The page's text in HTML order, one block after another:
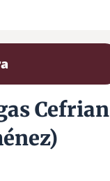
Cefrian